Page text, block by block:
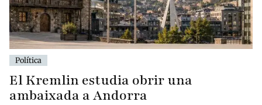
Política
El Kremlin estudia obrir una
ambaixada a Andorra